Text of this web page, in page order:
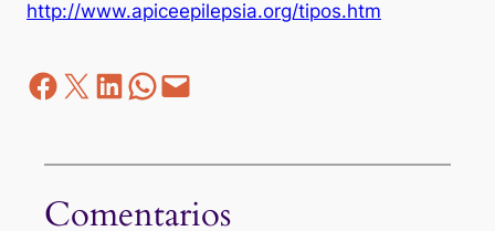
http://www.apiceepilepsia.org/tipos.htm
Facebook
Z LinkedIn
WhatsApp
correo electrónico
Comentarios